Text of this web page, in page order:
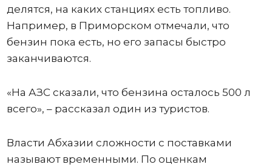
делятся, на каких станциях есть топливо.
Например, в Приморском отмечали, что
бензин пока есть, но его запасы быстро
заканчиваются.
«На АЗС сказали, что бензина осталось 500 л
всего», – рассказал один из туристов.
Власти Абхазии сложности с поставками
называют временными. По оценкам